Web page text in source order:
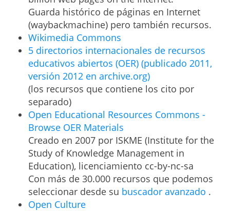
Guarda histórico de páginas en Internet
(waybackmachine) pero también recursos.
Wikimedia Commons
5 directorios internacionales de recursos
educativos abiertos (OER) (publicado 2011,
versión 2012 en archive.org)
(los recursos que contiene los cito por
separado)
Open Educational Resources Commons -
Browse OER Materials
Creado en 2007 por ISKME (Institute for the
Study of Knowledge Management in
Education), licenciamiento cc-by-nc-sa
Con más de 30.000 recursos que podemos
seleccionar desde su buscador avanzado .
Open Culture